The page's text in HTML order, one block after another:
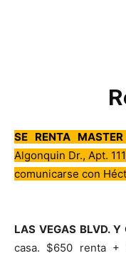
SE RENTA
Algonquin Dr., Apt.
comunicarse con
LAS VEGAS BLVD. Y
casa. $650 renta +